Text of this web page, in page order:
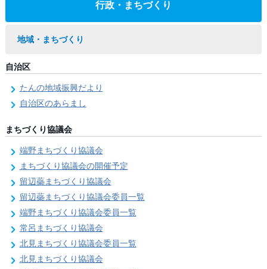
行政・まちづくり
地域・まちづくり
自治区
たんの地域振興だより
自治区のあらまし
まちづくり協議会
端野まちづくり協議会
まちづくり協議会の開催予定
留辺蘂まちづくり協議会
留辺蘂まちづくり協議会委員一覧
端野まちづくり協議会委員一覧
常呂まちづくり協議会
北見まちづくり協議会委員一覧
北見まちづくり協議会